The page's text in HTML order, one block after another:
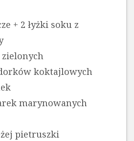
+ 2 łyżki soku z
koktajlowych
marynowanych
pietruszki